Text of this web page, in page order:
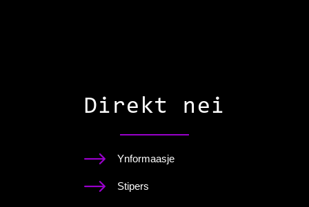
Direkt nei
Ynformaasje
Stipers